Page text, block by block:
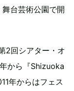
台芸術公園で開
2回シアター・オ
から『Shizuoka
年からはフェス